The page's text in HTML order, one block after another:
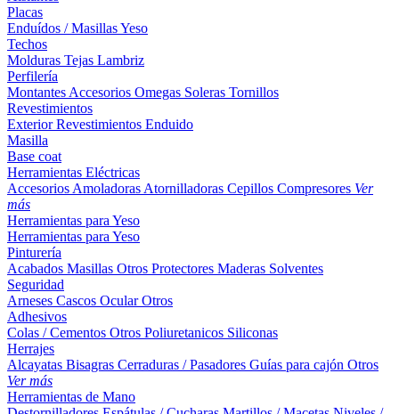
Placas
Enduídos / MasillasYeso
Techos
Molduras Tejas Lambriz
Perfilería
Montantes Accesorios Omegas Soleras Tornillos
Revestimientos
ExteriorRevestimientos Enduido
Masilla
Base coat
Herramientas Eléctricas
Accesorios Amoladoras Atornilladoras Cepillos Compresores Ver
más
Herramientas para Yeso
Herramientas para Yeso
Pinturería
Acabados Masillas Otros Protectores Maderas Solventes
Seguridad
Arneses Cascos OcularOtros
Adhesivos
Colas / Cementos Otros Poliuretanicos Siliconas
Herrajes
Alcayatas Bisagras Cerraduras / Pasadores Guías para cajón Otros
Ver más
Herramientas de Mano